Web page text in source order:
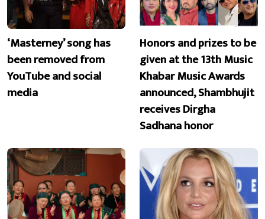
‘Masterney’ song has
been removed from
YouTube and social
media
Honors and prizes to be
given at the 13th Music
Khabar Music Awards
announced, Shambhujit
receives Dirgha
Sadhana honor